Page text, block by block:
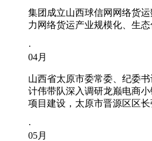
集团成立山西球信
力网络货运产业规模化、生态
·
04月
山西省太原市委常委、纪委书记
计伟带队深入调研龙巅电商
项目建设，太原市晋源区区长
·
05月